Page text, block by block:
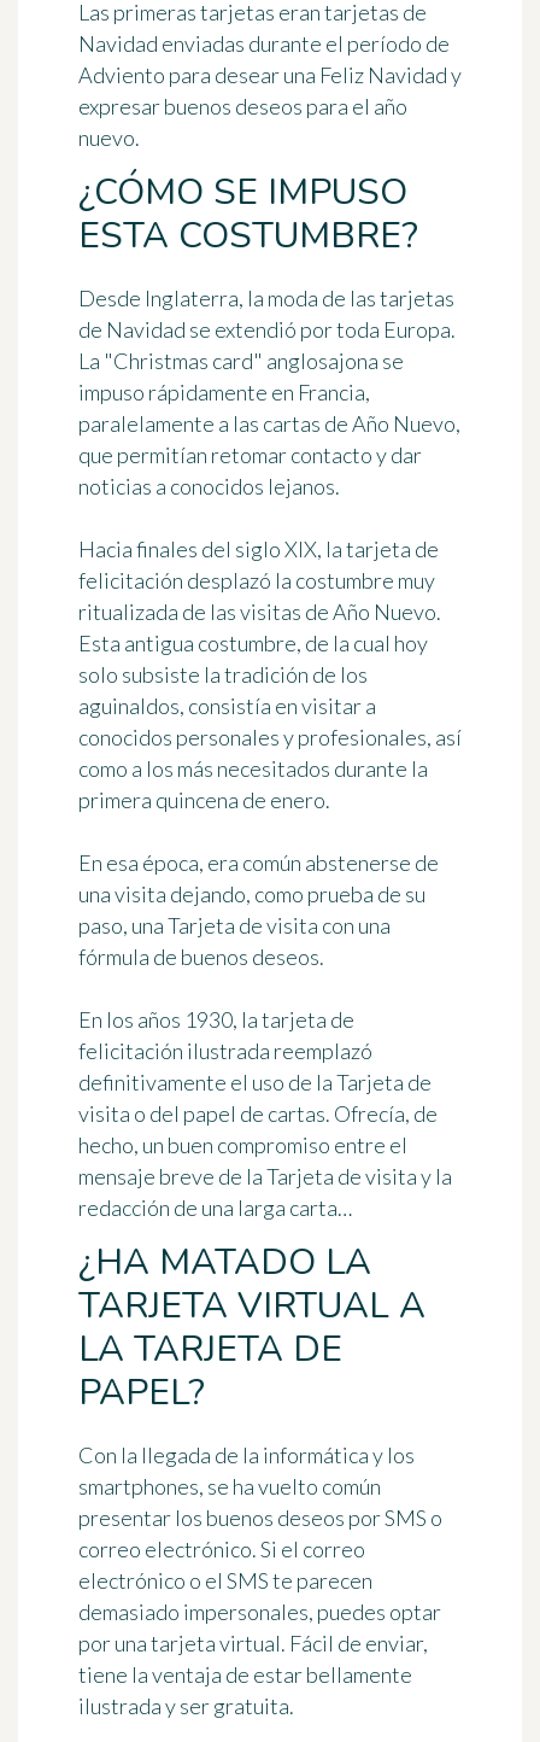
Las primeras tarjetas eran tarjetas de
Navidad enviadas durante el período de
Adviento para desear una Feliz Navidad y
expresar buenos deseos para el año
nuevo.
¿CÓMO SE IMPUSO
ESTA COSTUMBRE?
Desde Inglaterra, la moda de las tarjetas
de Navidad se extendió por toda Europa.
La "Christmas card" anglosajona se
impuso rápidamente en Francia,
paralelamente a las cartas de Año Nuevo,
que permitían retomar contacto y dar
noticias a conocidos lejanos.
Hacia finales del siglo XIX, la tarjeta de
felicitación desplazó la costumbre muy
ritualizada de lasvisitas de Año Nuevo.
Esta antigua costumbre, de la cual hoy
solo subsiste la tradición de los
aguinaldos, consistía en visitar a
conocidos personales y profesionales, así
como a los más necesitados durante la
primera quincena de enero.
En esa época, era común abstenerse de
una visita dejando, como prueba de su
paso, unaTarjeta de visita con una
fórmula de buenos deseos.
En los años 1930, la tarjeta de
felicitación ilustrada reemplazó
definitivamente el uso de laTarjeta de
visita o del papel de cartas. Ofrecía, de
hecho, un buen compromiso entre el
mensaje breve de laTarjeta de visitay la
redacción de una larga carta…
¿HA MATADO LA
TARJETA VIRTUAL A
LA TARJETA DE
PAPEL?
Con la llegada de la informática y los
smartphones, se ha vuelto común
presentar los buenos deseos por SMS o
correo electrónico. Si el correo
electrónico o el SMS te parecen
demasiado impersonales, puedes optar
por unatarjeta virtual. Fácil de enviar,
tiene la ventaja de estar bellamente
ilustrada y ser gratuita.